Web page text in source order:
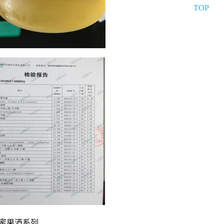
TOP